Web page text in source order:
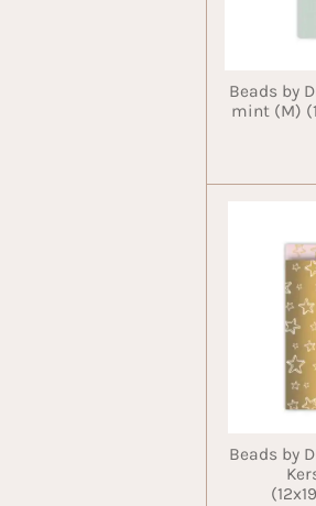
Beads by
mint (M)
Beads by